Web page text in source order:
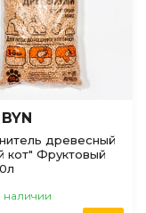
древесный
кот" Фруктовый
наличии